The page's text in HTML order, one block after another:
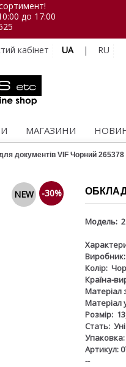
до 17:00
кабінет UA | RU
МАГАЗИНИ
документів VIF Чорний 265378
-30%
NEW
Модель:
Виробник:
Колір:
Країна-
Матеріал
Матеріал
Розмір:
Стать:
Упаковка:
Артикул:
--